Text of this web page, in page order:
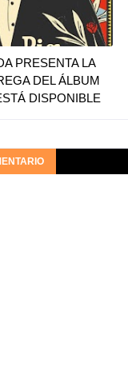
PRESENTA LA
DEL ÁLBUM
DISPONIBLE